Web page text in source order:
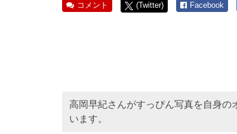
コメント (Twitter) Facebook
高岡早紀さんがすっぴん写真を自身の
います。